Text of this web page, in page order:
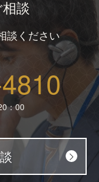
談
談ください
：00